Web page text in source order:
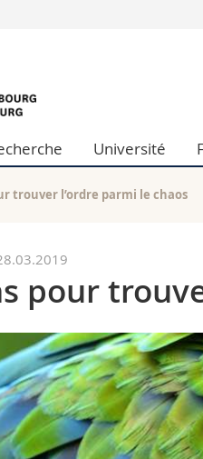
Lettres et sciences
Sciences de
Sciences et médecine
Interfacultaire
Université
trouver l’ordre parmi le chaos
pour